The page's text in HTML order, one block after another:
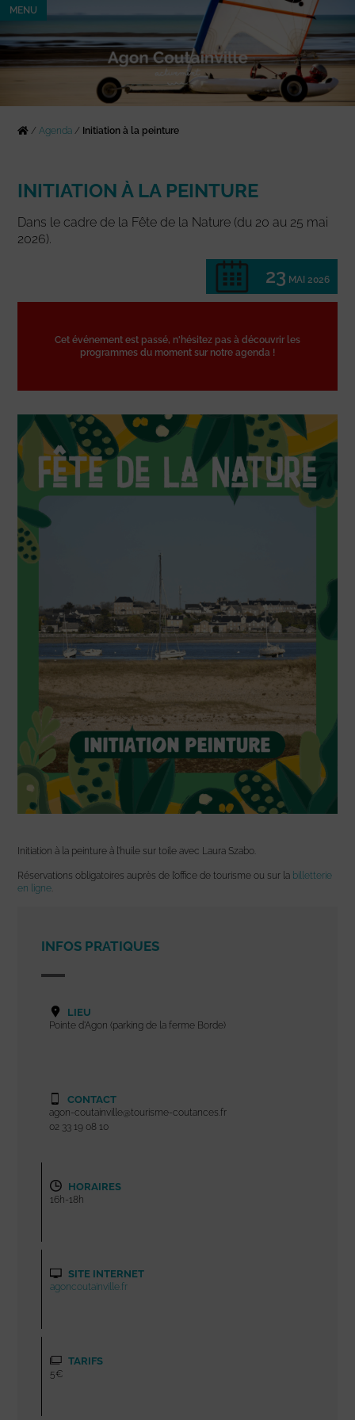
MENU
/Agenda / Initiation à la peinture
INITIATION À LA PEINTURE
Dans le cadre de la Fête de la Nature (du 20 au 25 mai
2026).
23 MAI 2026
Cet événement est passé, n'hésitez pas à découvrir les
programmes du moment sur notre agenda !
Initiation à la peinture à l’huile sur toile avec Laura Szabo.
Réservations obligatoires auprès de l’office de tourisme ou sur la billetterie
en ligne
INFOS PRATIQUES
LIEU
Pointe d'Agon (parking de la ferme Borde)
CONTACT
agon-coutainville@tourisme-coutances.fr
02 33 19 08 10
HORAIRES
16h-18h
SITE INTERNET
agoncoutainville.fr
TARIFS
5€